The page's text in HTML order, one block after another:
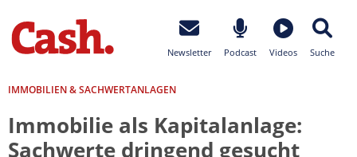
Newsletter Podcast Videos Suche
IMMOBILIEN & SACHWERTANLAGEN
Immobilie als Kapitalanlage:
Sachwerte dringend gesucht